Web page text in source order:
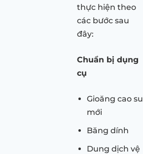
thực hiện theo
các bước sau
đây:
Chuẩn bị dụng
cụ
Gioăng cao su
mới
Băng dính
Dung dịch vệ